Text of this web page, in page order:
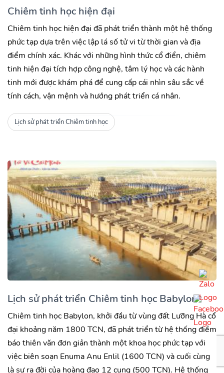
Chiêm tinh học hiện đại
Chiêm tinh học hiện đại đã phát triển thành một hệ thống
phức tạp dựa trên việc lập lá số tử vi từ thời gian và địa
điểm chính xác. Khác với những hình thức cổ điển, chiêm
tinh hiện đại tích hợp công nghệ, tâm lý học và các hành
tinh mới được khám phá để cung cấp cái nhìn sâu sắc về
tính cách, vận mệnh và hướng phát triển cá nhân.
Lịch sử phát triển Chiêm tinh học
Lịch sử phát triển Chiêm tinh học Babylon
Chiêm tinh học Babylon, khởi đầu từ vùng đất Lưỡng Hà cổ
đại khoảng năm 1800 TCN, đã phát triển từ hệ thống điềm
báo thiên văn đơn giản thành một khoa học phức tạp với
việc biên soạn Enuma Anu Enlil (1600 TCN) và cuối cùng
là sự ra đời của hoàng đạo 12 cung (500 TCN). Hệ thống